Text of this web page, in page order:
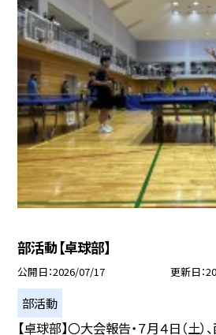
部活動【卓球部】
公開日 2026/07/17 更新日
部活動
【卓球部】〇大会報告・７月４日（土